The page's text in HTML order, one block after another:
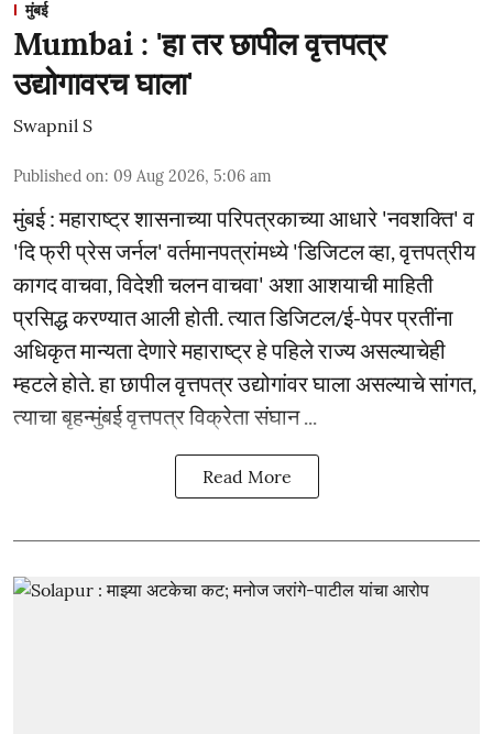
मुंबई
Mumbai : 'हा तर छापील वृत्तपत्र
उद्योगावरच घाला'
Swapnil S
Published on: 09 Aug 2026, 5:06 am
मुंबई : महाराष्ट्र शासनाच्या परिपत्रकाच्या आधारे 'नवशक्ति' व
'दि फ्री प्रेस जर्नल' वर्तमानपत्रांमध्ये 'डिजिटल व्हा, वृत्तपत्रीय
कागद वाचवा, विदेशी चलन वाचवा' अशा आशयाची माहिती
प्रसिद्ध करण्यात आली होती. त्यात डिजिटल/ई-पेपर प्रतींना
अधिकृत मान्यता देणारे महाराष्ट्र हे पहिले राज्य असल्याचेही
म्हटले होते. हा छापील वृत्तपत्र उद्योगांवर घाला असल्याचे सांगत,
त्याचा बृहन्मुंबई वृत्तपत्र विक्रेता संघान ...
Read More